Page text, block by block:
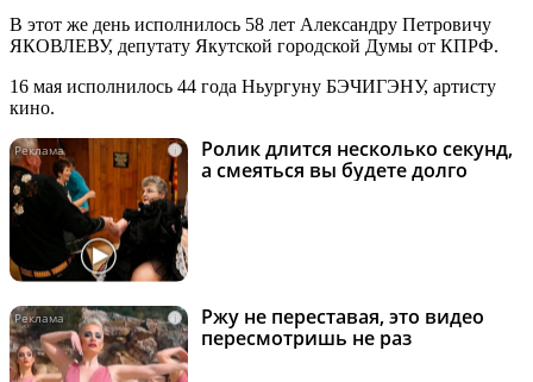
В этот же день исполнилось 58 лет Александру Петровичу
ЯКОВЛЕВУ, депутату Якутской городской Думы от КПРФ.
16 мая исполнилось 44 года Ньургуну БЭЧИГЭНУ, артисту
кино.
i
Ролик длится несколько секунд,
а смеяться вы будете долго
i
Ржу не переставая, это видео
пересмотришь не раз